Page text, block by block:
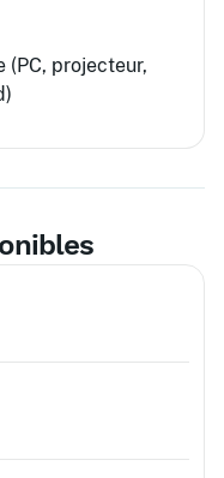
(PC, projecteur,